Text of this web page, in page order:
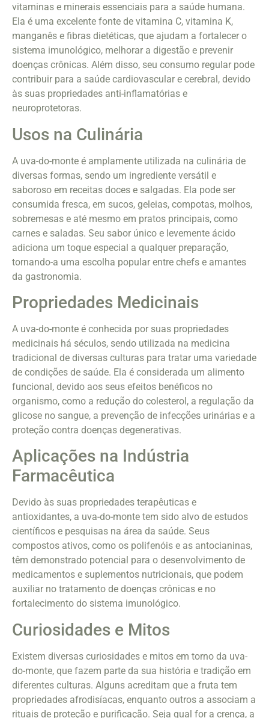
vitaminas e minerais essenciais para a saúde humana.
Ela é uma excelente fonte de vitamina C, vitamina K,
manganês e fibras dietéticas, que ajudam a fortalecer o
sistema imunológico, melhorar a digestão e prevenir
doenças crônicas. Além disso, seu consumo regular pode
contribuir para a saúde cardiovascular e cerebral, devido
às suas propriedades anti-inflamatórias e
neuroprotetoras.
Usos na Culinária
A uva-do-monte é amplamente utilizada na culinária de
diversas formas, sendo um ingrediente versátil e
saboroso em receitas doces e salgadas. Ela pode ser
consumida fresca, em sucos, geleias, compotas, molhos,
sobremesas e até mesmo em pratos principais, como
carnes e saladas. Seu sabor único e levemente ácido
adiciona um toque especial a qualquer preparação,
tornando-a uma escolha popular entre chefs e amantes
da gastronomia.
Propriedades Medicinais
A uva-do-monte é conhecida por suas propriedades
medicinais há séculos, sendo utilizada na medicina
tradicional de diversas culturas para tratar uma variedade
de condições de saúde. Ela é considerada um alimento
funcional, devido aos seus efeitos benéficos no
organismo, como a redução do colesterol, a regulação da
glicose no sangue, a prevenção de infecções urinárias e a
proteção contra doenças degenerativas.
Aplicações na Indústria
Farmacêutica
Devido às suas propriedades terapêuticas e
antioxidantes, a uva-do-monte tem sido alvo de estudos
científicos e pesquisas na área da saúde. Seus
compostos ativos, como os polifenóis e as antocianinas,
têm demonstrado potencial para o desenvolvimento de
medicamentos e suplementos nutricionais, que podem
auxiliar no tratamento de doenças crônicas e no
fortalecimento do sistema imunológico.
Curiosidades e Mitos
Existem diversas curiosidades e mitos em torno da uva-
do-monte, que fazem parte da sua história e tradição em
diferentes culturas. Alguns acreditam que a fruta tem
propriedades afrodisíacas, enquanto outros a associam a
rituais de proteção e purificação. Seja qual for a crença, a